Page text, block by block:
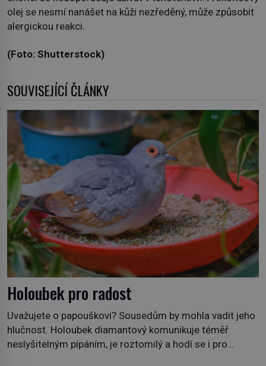
olej se nesmí nanášet na kůži nezředěný, může způsobit
alergickou reakci.
(Foto: Shutterstock)
SOUVISEJÍCÍ ČLÁNKY
Holoubek pro radost
Uvažujete o papouškovi? Sousedům by mohla vadit jeho
hlučnost. Holoubek diamantový komunikuje téměř
neslyšitelným pípáním, je roztomilý a hodí se i pro